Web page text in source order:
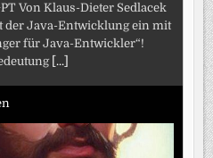
Von Klaus-Dieter Sedlacek
der Java-Entwicklung ein mit
für Java-Entwickler“!
[...]